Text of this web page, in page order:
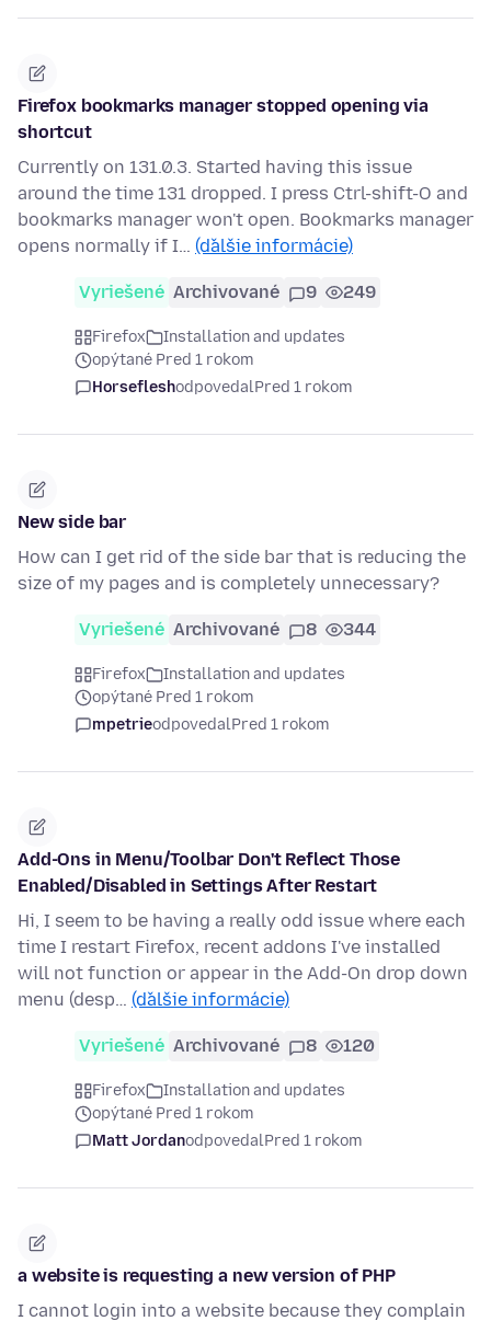
Firefox bookmarks manager stopped opening via
shortcut
Currently on 131.0.3. Started having this issue
around the time 131 dropped. I press Ctrl-shift-O and
bookmarks manager won't open. Bookmarks manager
opens normally if I… (ďalšie informácie)
Vyriešené Archivované 9 249
Firefox
Installation and updates
opýtané Pred 1 rokom
HorsefleshodpovedalPred 1 rokom
New side bar
How can I get rid of the side bar that is reducing the
size of my pages and is completely unnecessary?
Vyriešené Archivované 8 344
Firefox
Installation and updates
opýtané Pred 1 rokom
mpetrieodpovedalPred 1 rokom
Add-Ons in Menu/Toolbar Don't Reflect Those
Enabled/Disabled in Settings After Restart
Hi, I seem to be having a really odd issue where each
time I restart Firefox, recent addons I've installed
will not function or appear in the Add-On drop down
menu (desp… (ďalšie informácie)
Vyriešené Archivované 8 120
Firefox
Installation and updates
opýtané Pred 1 rokom
Matt JordanodpovedalPred 1 rokom
a website is requesting a new version of PHP
I cannot login into a website because they complain